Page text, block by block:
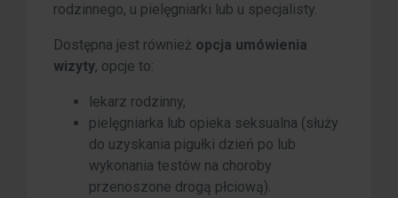
rodzinnego, u pielęgniarki lub u specjalisty.
Dostępna jest również opcja umówienia
wizyty, opcje to:
lekarz rodzinny,
pielęgniarka lub opieka seksualna (służy
do uzyskania pigułki dzień po lub
wykonania testów na choroby
przenoszone drogą płciową).